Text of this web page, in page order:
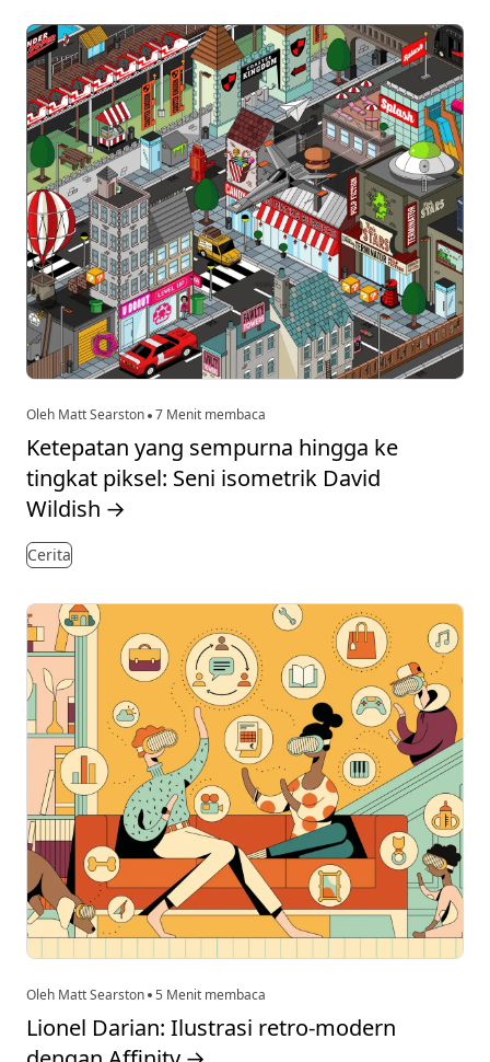
Oleh Matt Searston 7 Menit membaca
Ketepatan yang sempurna hingga ke
tingkat piksel: Seni isometrik David
Wildish →
Cerita
Oleh Matt Searston 5 Menit membaca
Lionel Darian: Ilustrasi retro-modern